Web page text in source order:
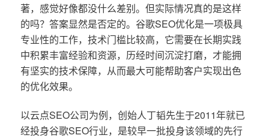
著，感觉好像都没什么差别。但实际情况真的是这样
的吗？答案显然是否定的。谷歌SEO优化是一项极具
专业性的工作，技术门槛比较高，它需要在长期实践
中积累丰富经验和资源，历经时间沉淀打磨，才能拥
有坚实的技术保障，从而最大可能帮助客户实现出色
的优化效果。
以云点SEO公司为例，创始人丁韬先生于2011年就已
经投身谷歌SEO行业，是较早一批投身该领域的先行